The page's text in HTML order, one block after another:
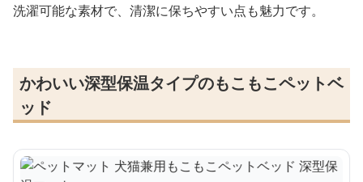
洗濯可能な素材で、清潔に保ちやすい点も魅力です。
かわいい深型保温タイプのもこもこペットベ
ッド